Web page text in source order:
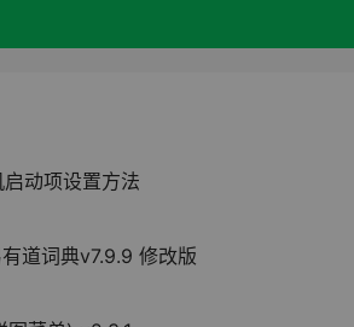
动项设置方法
道词典v7.9.9 修改版